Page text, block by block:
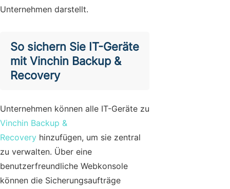
Unternehmen darstellt.
So sichern Sie IT-Geräte
mit Vinchin Backup &
Recovery
Unternehmen können alle IT-Geräte zu
Vinchin Backup &
Recovery hinzufügen, um sie zentral
zu verwalten. Über eine
benutzerfreundliche Webkonsole
können die Sicherungsaufträge